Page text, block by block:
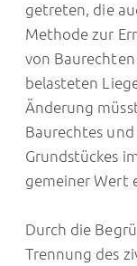
getreten, die
Methode zur
von
belasteten
Änderung
Baurechtes
Grundstückes
gemeiner Wert
Durch die
Trennung des